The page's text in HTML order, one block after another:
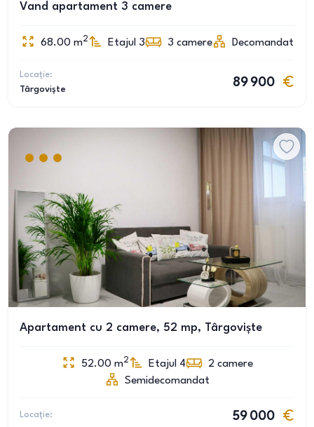
Vand apartament 3 camere
68.00 m2 Etajul 3 3 camere Decomandat
Locație:
Târgoviște
89 900
Apartament cu 2 camere, 52 mp, Târgoviște
52.00 m2 Etajul 4 2 camere
Semidecomandat
Locație:
59 000